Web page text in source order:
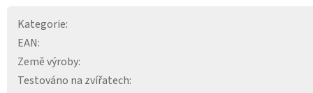
Kategorie:
EAN:
Země výroby:
Testováno na zvířatech: